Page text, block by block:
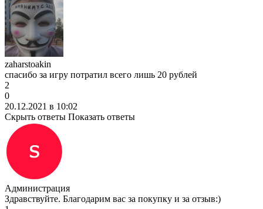
zaharstoakin
спасибо за игру потратил всего лишь 20 рублей
2
0
20.12.2021 в 10:02
Скрыть ответы Показать ответы
Администрация
Здравствуйте. Благодарим вас за покупку и за отзыв:)